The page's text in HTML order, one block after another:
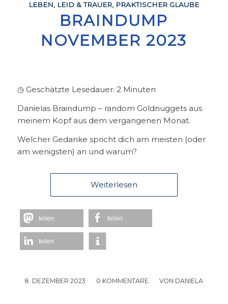
LEBEN, LEID & TRAUER, PRAKTISCHER GLAUBE
BRAINDUMP
NOVEMBER 2023
◷ Geschätzte Lesedauer: 2 Minuten
Danielas Braindump – random Goldnuggets aus
meinem Kopf aus dem vergangenen Monat.
Welcher Gedanke spricht dich am meisten (oder
am wenigsten) an und warum?
Weiterlesen
teilen teilen
teilen
8. DEZEMBER 2023
/ 0 KOMMENTARE
/ VON DANIELA